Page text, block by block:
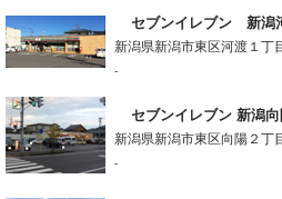
セブンイレブン 新潟
新潟県新潟市東区河渡１丁
-
セブンイレブン 新潟
新潟県新潟市東区向陽２丁
-